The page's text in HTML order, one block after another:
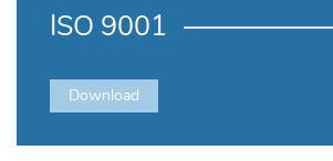
ISO 9001
Download